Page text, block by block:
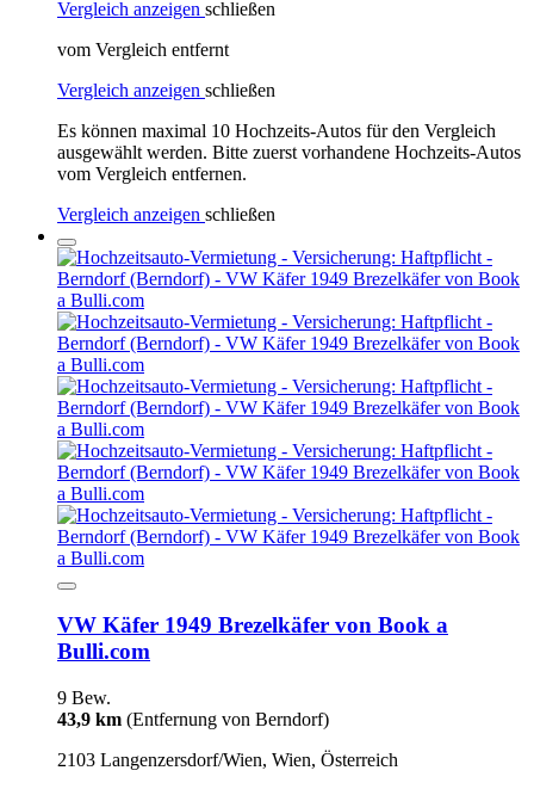
Vergleich anzeigen schließen
vom Vergleich entfernt
Vergleich anzeigen schließen
Es können maximal 10 Hochzeits-Autos für den Vergleich
ausgewählt werden. Bitte zuerst vorhandene Hochzeits-Autos
vom Vergleich entfernen.
Vergleich anzeigen schließen
VW Käfer 1949 Brezelkäfer von Book a
Bulli.com
9 Bew.
43,9 km (Entfernung von Berndorf)
2103 Langenzersdorf/Wien, Wien, Österreich